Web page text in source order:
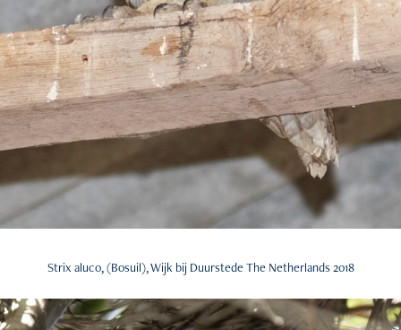
Strix aluco, (Bosuil), Wijk bij Duurstede The Netherlands 2018